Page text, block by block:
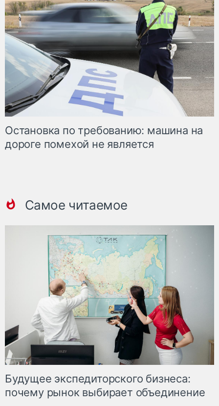
Остановка по требованию: машина на
дороге помехой не является
Самое читаемое
Будущее экспедиторского бизнеса:
почему рынок выбирает объединение